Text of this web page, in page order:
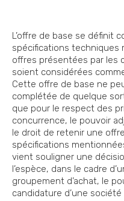
L’offre de base se définit
spécifications techniques
offres présentées par les
soient considérées
Cette offre de base ne
complétée de quelque
que pour le respect des
concurrence, le pouvoir
le droit de retenir une
spécifications
vient souligner une
l’espèce, dans le cadre
groupement d’achat, le
candidature d’une